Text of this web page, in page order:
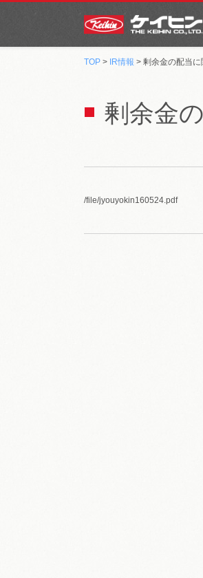
TOP > IR情報 > 剰余金の配当
剰余金
/file/jyouyokin160524.pdf